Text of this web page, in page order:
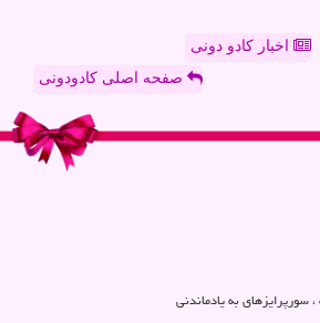
اخبار کادو دونی
صفحه اصلی کادودونی
سورپرایزهای به یادماندنی